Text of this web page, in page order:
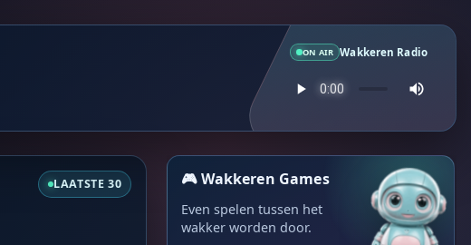
ON AIR Wakkeren Radio
LAATSTE 30 🎮 Wakkeren Games
Even spelen tussen het
wakker worden door.